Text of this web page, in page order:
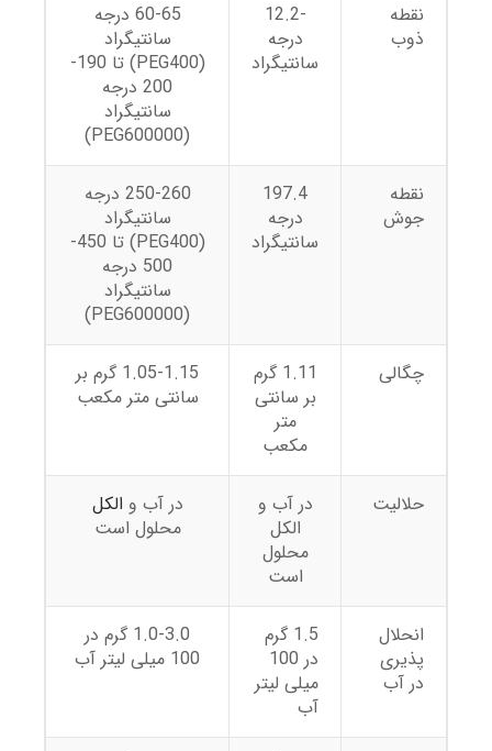
نقطه
ذوب
-12.2
درجه
سانتیگراد
60-65 درجه
سانتیگراد
(PEG400) تا 190-
200 درجه
سانتیگراد
(PEG600000)
نقطه
جوش
197.4
درجه
سانتیگراد
250-260 درجه
سانتیگراد
(PEG400) تا 450-
500 درجه
سانتیگراد
(PEG600000)
چگالی
1.11 گرم
بر سانتی
متر
مکعب
1.05-1.15 گرم بر
سانتی متر مکعب
حلالیت
در آب و
الکل
محلول
است
در آب و الکل
محلول است
انحلال
پذیری
در آب
1.5 گرم
در 100
میلی لیتر
آب
1.0-3.0 گرم در
100 میلی لیتر آب